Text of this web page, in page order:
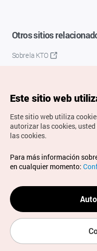
Otros sitios
Sobre la KTO
Copyrights ©
derechos reservados.
Para informes de
sitio web, dirija sus
spanish@knto.or.kr
Este sitio web
Este sitio web utiliza
autorizar las cookies,
las cookies.
Para más información
en cualquier momento: